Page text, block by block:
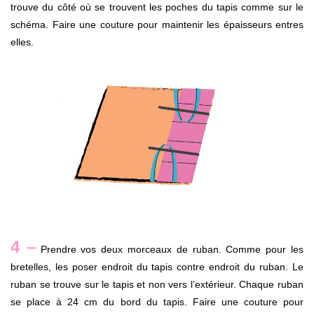
trouve du côté où se trouvent les poches du tapis comme sur le
schéma. Faire une couture pour maintenir les épaisseurs entres
elles.
4 –Prendre vos deux morceaux de ruban. Comme pour les
bretelles, les poser endroit du tapis contre endroit du ruban. Le
ruban se trouve sur le tapis et non vers l’extérieur. Chaque ruban
se place à 24 cm du bord du tapis. Faire une couture pour